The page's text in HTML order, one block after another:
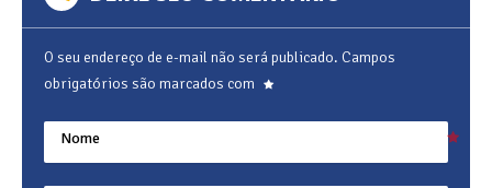
O seu endereço de e-mail não será publicado. Campos
obrigatórios são marcados com
Nome